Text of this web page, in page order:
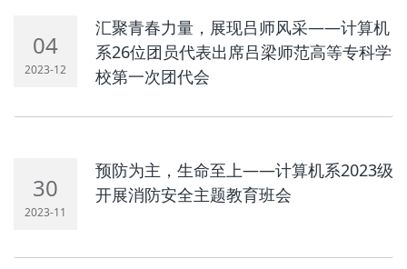
04
2023-12
汇聚青春力量，展现吕师风采——计算机
系26位团员代表出席吕梁师范高等专科学
校第一次团代会
30
2023-11
预防为主，生命至上——计算机系2023级
开展消防安全主题教育班会